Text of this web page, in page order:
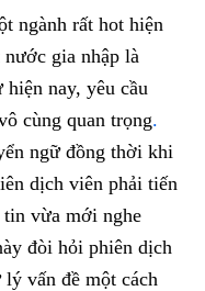
ngành rất hot hiện
gia nhập là
nay, yêu cầu
cùng quan trọng.
ngữ đồng thời khi
dịch viên phải tiến
tin vừa mới nghe
đòi hỏi phiên dịch
vấn đề một cách